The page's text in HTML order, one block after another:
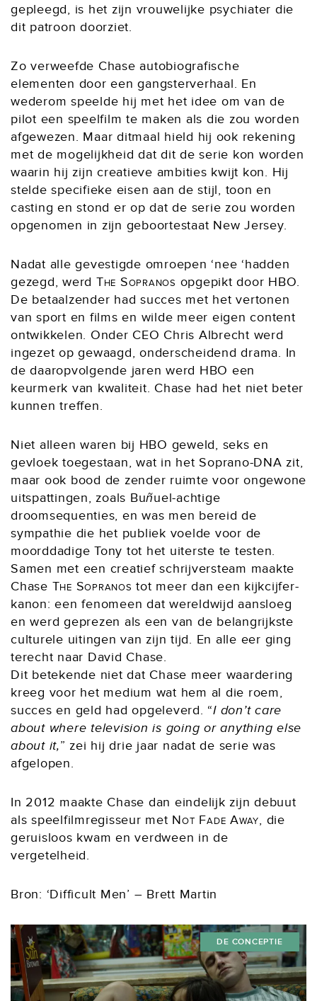
gepleegd, is het zijn vrouwelijke psychiater die
dit patroon doorziet.
Zo verweefde Chase autobiografische
elementen door een gangsterverhaal. En
wederom speelde hij met het idee om van de
pilot een speelfilm te maken als die zou worden
afgewezen. Maar ditmaal hield hij ook rekening
met de mogelijkheid dat dit de serie kon worden
waarin hij zijn creatieve ambities kwijt kon. Hij
stelde specifieke eisen aan de stijl, toon en
casting en stond er op dat de serie zou worden
opgenomen in zijn geboortestaat New Jersey.
Nadat alle gevestigde omroepen ‘nee ‘hadden
gezegd, werd The Sopranos opgepikt door HBO.
De betaalzender had succes met het vertonen
van sport en films en wilde meer eigen content
ontwikkelen. Onder CEO Chris Albrecht werd
ingezet op gewaagd, onderscheidend drama. In
de daaropvolgende jaren werd HBO een
keurmerk van kwaliteit. Chase had het niet beter
kunnen treffen.
Niet alleen waren bij HBO geweld, seks en
gevloek toegestaan, wat in het Soprano-DNA zit,
maar ook bood de zender ruimte voor ongewone
uitspattingen, zoals Buñuel-achtige
droomsequenties, en was men bereid de
sympathie die het publiek voelde voor de
moorddadige Tony tot het uiterste te testen.
Samen met een creatief schrijversteam maakte
Chase The Sopranos tot meer dan een kijkcijfer-
kanon: een fenomeen dat wereldwijd aansloeg
en werd geprezen als een van de belangrijkste
culturele uitingen van zijn tijd. En alle eer ging
terecht naar David Chase.
Dit betekende niet dat Chase meer waardering
kreeg voor het medium wat hem al die roem,
succes en geld had opgeleverd. “I don’t care
about where television is going or anything else
about it,” zei hij drie jaar nadat de serie was
afgelopen.
In 2012 maakte Chase dan eindelijk zijn debuut
als speelfilmregisseur met Not Fade Away, die
geruisloos kwam en verdween in de
vergetelheid.
Bron: ‘Difficult Men’ – Brett Martin
DE CONCEPTIE